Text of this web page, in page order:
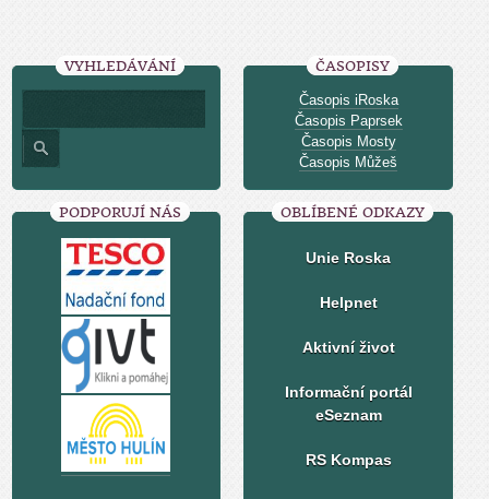
VYHLEDÁVÁNÍ ČASOPISY
Časopis iRoska
Časopis Paprsek
Časopis Mosty
Časopis Můžeš
PODPORUJÍ NÁS OBLÍBENÉ ODKAZY
Unie Roska
Helpnet
Aktivní život
Informační portál
eSeznam
RS Kompas